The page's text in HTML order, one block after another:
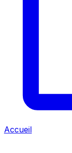
Accueil